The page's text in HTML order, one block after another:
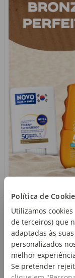
Política de
Utilizamos
de terceiros) que
adaptadas às
personalizados
melhor
Se pretender
Sabores